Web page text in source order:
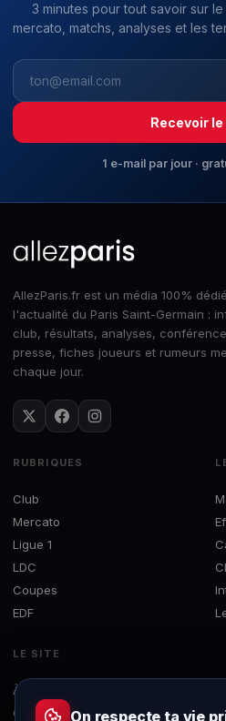
3 minutes pour tout savoir sur le
mercato, matchs, analyses et les
Recevoir
1 e-mail par jour ·
AllezParis.fr est un média 100%
l'actualité du Paris Saint-Germain :
club, résultats, analyses,
presse, fiches joueurs et rumeurs
chaque jour.
RUBRIQUES
Club
Mercato
Ligue 1
LDC
Coupes
EDF
LE SITE
À propos
Concours
On respecte ta vie